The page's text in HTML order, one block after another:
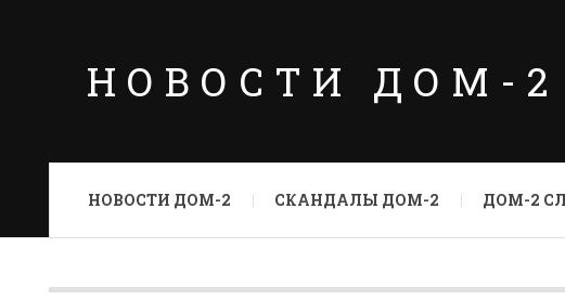
НОВОСТИ ДОМ-2
НОВОСТИ ДОМ-2 СКАНДАЛЫ ДОМ-2 ДОМ-2